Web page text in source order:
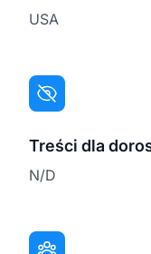
USA
Treści dla
N/D